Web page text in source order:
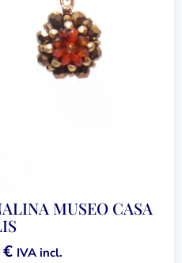
MUSEO CASA
€ IVA incl.